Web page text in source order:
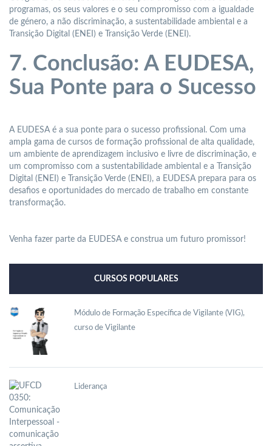
programas, os seus valores e o seu compromisso com a igualdade
de género, a não discriminação, a sustentabilidade ambiental e a
Transição Digital (ENEI) e Transição Verde (ENEI).
7. Conclusão: A EUDESA,
Sua Ponte para o Sucesso
A EUDESA é a sua ponte para o sucesso profissional. Com uma
ampla gama de cursos de formação profissional de alta qualidade,
um ambiente de aprendizagem inclusivo e livre de discriminação, e
um compromisso com a sustentabilidade ambiental e a Transição
Digital (ENEI) e Transição Verde (ENEI), a EUDESA prepara para os
desafios e oportunidades do mercado de trabalho em constante
transformação.
Venha fazer parte da EUDESA e construa um futuro promissor!
CURSOS POPULARES
Módulo de Formação Específica de Vigilante (VIG),
curso de Vigilante
Liderança